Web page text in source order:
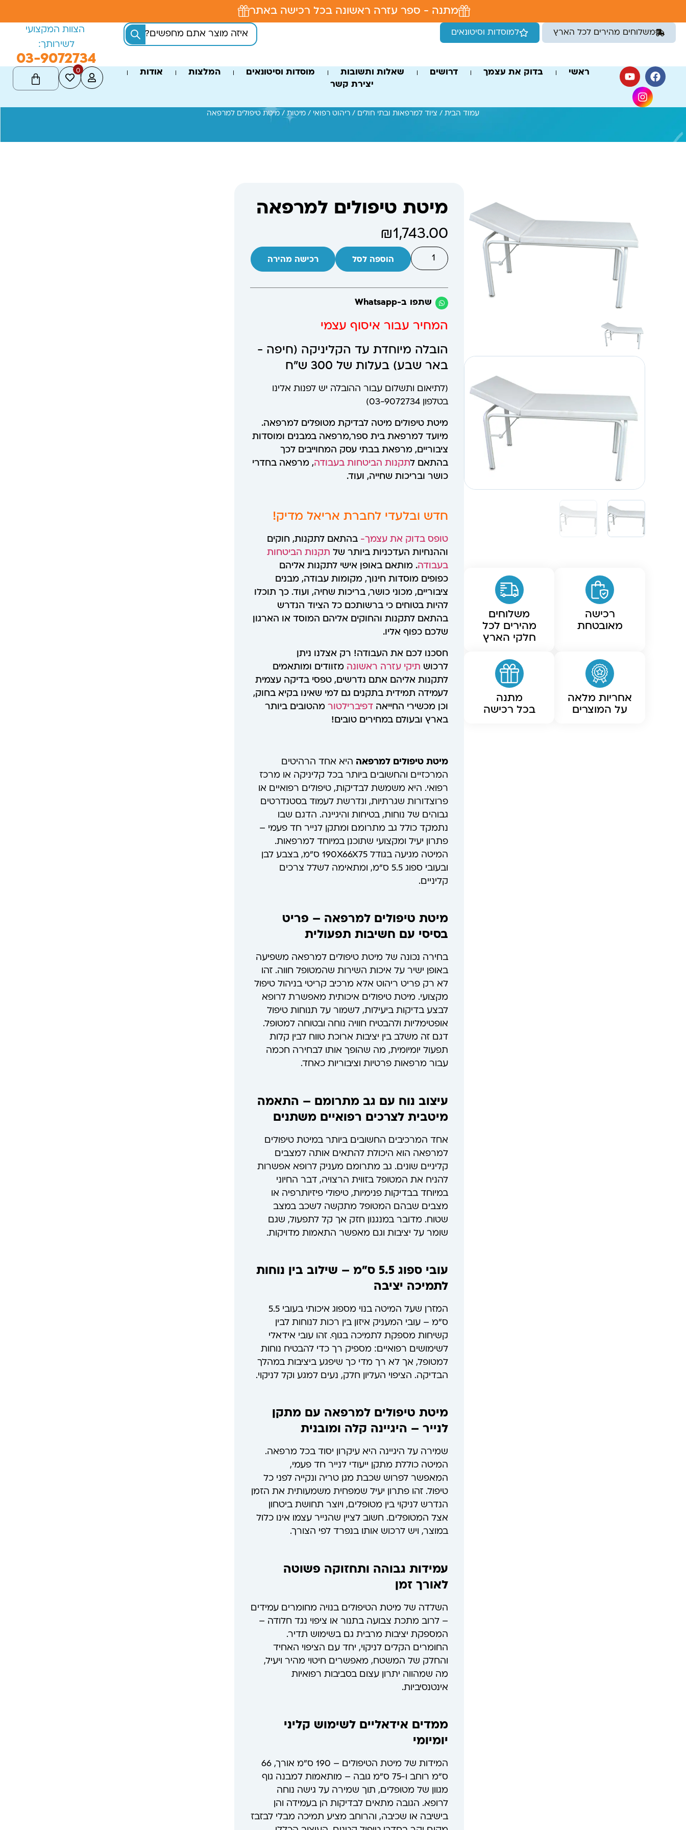
מתנה - ספר עזרה ראשונה בכל רכישה באתר
משלוחים מהירים לכל הארץ למוסדות וסיטונאים
הצוות המקצועי
לשירותך:
03-9072734
ראשי בדוק את עצמך דרושים שאלות ותשובות מוסדות וסיטונאים המלצות
אודות
יצירת קשר
0
עמוד הבית / ציוד למרפאות ובתי חולים / ריהוט רפואי / מיטות / מיטת טיפולים למרפאה
רכישה
מאובטחת
משלוחים
מהירים לכל
חלקי הארץ
אחריות מלאה
על המוצרים
מתנה
בכל רכישה
מיטת טיפולים למרפאה
₪1,743.00
הוספה לסל רכישה מהירה
שתפו ב-Whatsapp
המחיר עבור איסוף עצמי
הובלה מיוחדת עד הקליניקה (חיפה -
באר שבע) בעלות של 300 ש"ח
(לתיאום ותשלום עבור ההובלה יש לפנות אלינו
בטלפון 03-9072734)
מיטת טיפולים מיטה לבדיקת מטופלים למרפאה.
מיועד למרפאת בית ספר,מרפאה במבנים ומוסדות
ציבוריים, מרפאת בבתי עסק המחוייבים לכך
בהתאם לתקנות הביטחות בעבודה, מרפאה בחדרי
כושר ובריכות שחייה, ועוד.
חדש ובלעדי לחברת אריאל מדיק!
טופס בדוק את עצמך- בהתאם לתקנות, חוקים
וההנחיות העדכניות ביותר של תקנות הביטחות
בעבודה.מותאם באופן אישי לתקנות אליהם
כפופים מוסדות חינוך, מקומות עבודה, מבנים
ציבוריים, מכוני כושר, בריכות שחיה, ועוד. כך תוכלו
להיות בטוחים כי ברשותכם כל הציוד הנדרש
בהתאם לתקנות והחוקים אליהם המוסד או הארגון
שלכם כפוף אליו.
חסכנו לכם את העבודה! רק אצלנו ניתן
לרכוש תיקי עזרה ראשונה מזוודים ומותאמים
לתקנות אליהם אתם נדרשים, טפסי בדיקה עצמית
לעמידה תמידית בתקנים גם למי שאינו בקיא בחוק,
וכן מכשירי החייאה דפיברילטור מהטובים ביותר
בארץ ובעולם במחירים טובים!
מיטת טיפולים למרפאה היא אחד הרהיטים
המרכזיים והחשובים ביותר בכל קליניקה או מרכז
רפואי. היא משמשת לבדיקות, טיפולים רפואיים או
פרוצדורות שגרתיות, ונדרשת לעמוד בסטנדרטים
גבוהים של נוחות, בטיחות והיגיינה. הדגם שבו
נתמקד כולל גב מתרומם ומתקן לנייר חד פעמי –
פתרון יעיל ומקצועי שתוכנן במיוחד למרפאות.
המיטה מגיעה בגודל 190X66X75 ס"מ, בצבע לבן
ובעובי ספוג 5.5 ס"מ, ומתאימה לשלל צרכים
קליניים.
מיטת טיפולים למרפאה – פריט
בסיסי עם חשיבות תפעולית
בחירה נכונה של מיטת טיפולים למרפאה משפיעה
באופן ישיר על איכות השירות שהמטופל חווה. זהו
לא רק פריט ריהוט אלא מרכיב קריטי בניהול טיפול
מקצועי. מיטת טיפולים איכותית מאפשרת לרופא
לבצע בדיקות ביעילות, לשמור על תנוחות טיפול
אופטימליות ולהבטיח חוויה נוחה ובטוחה למטופל.
דגם זה משלב בין יציבות ארוכת טווח לבין קלות
תפעול יומיומית, מה שהופך אותו לבחירה חכמה
עבור מרפאות פרטיות וציבוריות כאחד.
עיצוב נוח עם גב מתרומם – התאמה
מיטבית לצרכים רפואיים משתנים
אחד המרכיבים החשובים ביותר במיטת טיפולים
למרפאה הוא היכולת להתאים אותה למצבים
קליניים שונים. גב מתרומם מעניק לרופא אפשרות
להניח את המטופל בזווית הרצויה, דבר החיוני
במיוחד בבדיקות פנימיות, טיפולי פיזיותרפיה או
מצבים שבהם המטופל מתקשה לשכב במצב
שטוח. מדובר במנגנון חזק אך קל לתפעול, שגם
שומר על יציבות וגם מאפשר התאמות מדויקות.
עובי ספוג 5.5 ס"מ – שילוב בין נוחות
לתמיכה יציבה
המזרן שעל המיטה בנוי מספוג איכותי בעובי 5.5
ס"מ – עובי המעניק איזון בין רכות לנוחות לבין
קשיחות מספקת לתמיכה בגוף. זהו עובי אידאלי
לשימושים רפואיים: מספיק רך כדי להבטיח נוחות
למטופל, אך לא רך מדי כך שיפגע ביציבות במהלך
הבדיקה. הציפוי העליון חלק, נעים למגע וקל לניקוי.
מיטת טיפולים למרפאה עם מתקן
לנייר – היגיינה קלה ומובנית
שמירה על היגיינה היא עיקרון יסוד בכל מרפאה.
המיטה כוללת מתקן ייעודי לנייר חד פעמי,
המאפשר לפרוש שכבת מגן טריה ונקייה לפני כל
טיפול. זהו פתרון יעיל שמפחית משמעותית את הזמן
הנדרש לניקוי בין מטופלים, ויוצר תחושת ביטחון
אצל המטופלים. חשוב לציין שהנייר עצמו אינו כלול
במוצר, ויש לרכוש אותו בנפרד לפי הצורך.
עמידות גבוהה ותחזוקה פשוטה
לאורך זמן
השלדה של מיטת הטיפולים בנויה מחומרים עמידים
– לרוב מתכת צבועה בתנור או ציפוי נגד חלודה –
המספקת יציבות מרבית גם בשימוש תדיר.
החומרים הקלים לניקוי, יחד עם הציפוי האחיד
והחלק של המשטח, מאפשרים חיטוי מהיר ויעיל,
מה שמהווה יתרון עצום בסביבות רפואיות
אינטנסיביות.
ממדים אידאליים לשימוש קליני
יומיומי
המידות של מיטת הטיפולים – 190 ס"מ אורך, 66
ס"מ רוחב ו-75 ס"מ גובה – מותאמות למבנה גוף
מגוון של מטופלים, תוך שמירה על גישה נוחה
לרופא. הגובה מתאים לבדיקות הן בעמידה והן
בישיבה או שכיבה, והרוחב מציע תמיכה מבלי לבזבז